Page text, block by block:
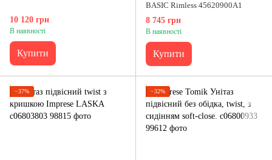
10 120 грн
В наявності
Купити
BASIC Rimless 45620900A1
8 745 грн
В наявності
Купити
−37% −32%